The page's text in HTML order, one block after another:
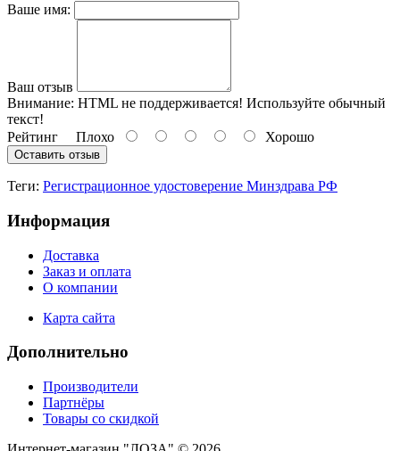
Ваше имя:
Ваш отзыв
Внимание: HTML не поддерживается! Используйте обычный
текст!
Рейтинг Плохо Хорошо
Оставить отзыв
Теги: Регистрационное удостоверение Минздрава РФ
Информация
Доставка
Заказ и оплата
О компании
Карта сайта
Дополнительно
Производители
Партнёры
Товары со скидкой